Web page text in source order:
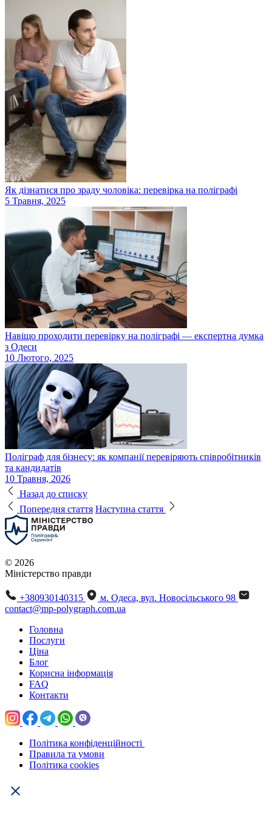
Як дізнатися про зраду чоловіка: перевірка на поліграфі
5 Травня, 2025
Навіщо проходити перевірку на поліграфі — експертна думка
з Одеси
10 Лютого, 2025
Поліграф для бізнесу: як компанії перевіряють співробітників
та кандидатів
10 Травня, 2026
Назад до списку
Попередня стаття Наступна стаття
© 2026
Міністерство правди
+380930140315
м. Одеса, вул. Новосільського 98
contact@mp-polygraph.com.ua
Головна
Послуги
Ціна
Блог
Корисна інформація
FAQ
Контакти
Політика конфіденційності
Правила та умови
Політика cookies